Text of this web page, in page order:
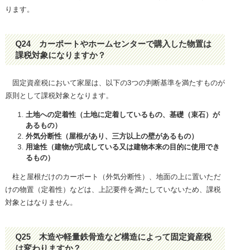
ります。
Q24カーポートやホームセンターで購入した物置は
課税対象になりますか？
固定資産税において家屋は、以下の3つの判断基準を満たすものが
原則として課税対象となります。
土地への定着性（土地に定着しているもの、基礎（束石）が
あるもの）
外気分断性（屋根があり、三方以上の壁があるもの）
用途性（建物が完成している又は建物本来の目的に使用でき
るもの）
柱と屋根だけのカーポート（外気分断性）、地面の上に置いただ
けの物置（定着性）などは、上記要件を満たしていないため、課税
対象とはなりません。
Q25木造や軽量鉄骨造など構造によって固定資産税
は変わりますか？